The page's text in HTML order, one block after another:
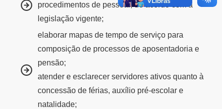
procedimentos de pessoal, de acordo com a
legislação vigente;
elaborar mapas de tempo de serviço para
composição de processos de aposentadoria e
pensão;
atender e esclarecer servidores ativos quanto à
concessão de férias, auxílio pré-escolar e
natalidade;